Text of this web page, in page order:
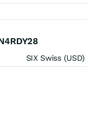
SIX Swiss (USD)